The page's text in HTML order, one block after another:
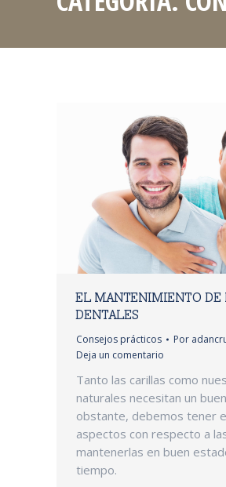
EL MANTENIMIENTO DE
DENTALES
Consejos prácticos Por
Deja un comentario
Tanto las carillas como
naturales necesitan un
obstante, debemos tener
aspectos con respecto a
mantenerlas en buen
tiempo.